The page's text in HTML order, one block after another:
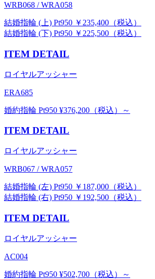
WRB068 / WRA058
結婚指輪 (上) Pt950 ￥235,400（税込）
結婚指輪 (下) Pt950 ￥225,500（税込）
ITEM DETAIL
ロイヤルアッシャー
ERA685
婚約指輪 Pt950 ¥376,200（税込）～
ITEM DETAIL
ロイヤルアッシャー
WRB067 / WRA057
結婚指輪 (左) Pt950 ￥187,000（税込）
結婚指輪 (右) Pt950 ￥192,500（税込）
ITEM DETAIL
ロイヤルアッシャー
AC004
婚約指輪 Pt950 ¥502,700（税込）～